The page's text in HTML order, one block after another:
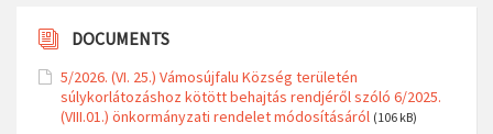
DOCUMENTS
5/2026. (VI. 25.) Vámosújfalu Község területén
súlykorlátozáshoz kötött behajtás rendjéről szóló 6/2025.
(VIII.01.) önkormányzati rendelet módosításáról (106 kB)